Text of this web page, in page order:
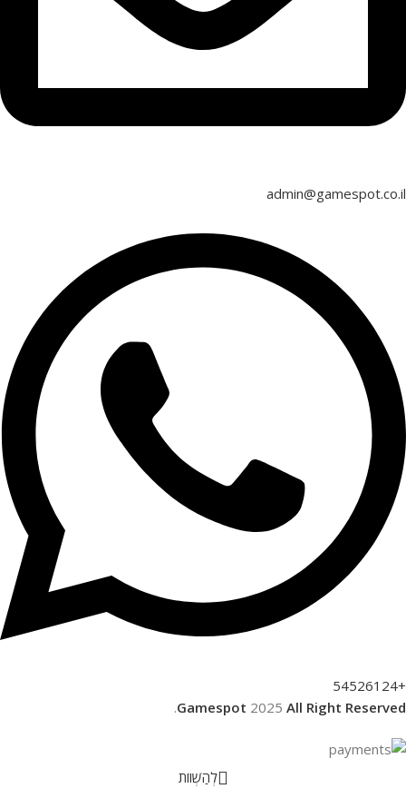
admin@gamespot.co.il
+54526124
Gamespot 2025 All Right Reserved
.
לְהַשְׁווֹת